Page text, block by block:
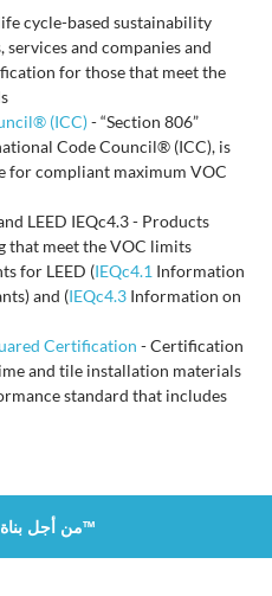
cycle-based sustainability
and companies and
for those that meet the
(ICC)- “Section 806”
Code Council® (ICC), is
for compliant maximum VOC
LEED IEQc4.3 - Products
that meet the VOC limits
for LEED (IEQc4.1 Information
and (IEQc4.3 Information on
Certification - Certification
and tile installation materials
standard that includes
من أجل بناة عالم أفضل™